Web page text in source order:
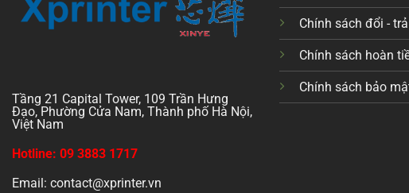
Tầng 21 Capital Tower, 109 Trần Hưng
Đạo, Phường Cửa Nam, Thành phố Hà Nội,
Việt Nam
Hotline: 09 3883 1717
Email: contact@xprinter.vn
Chính sách đổi - trả
Chính sách hoàn
Chính sách bảo